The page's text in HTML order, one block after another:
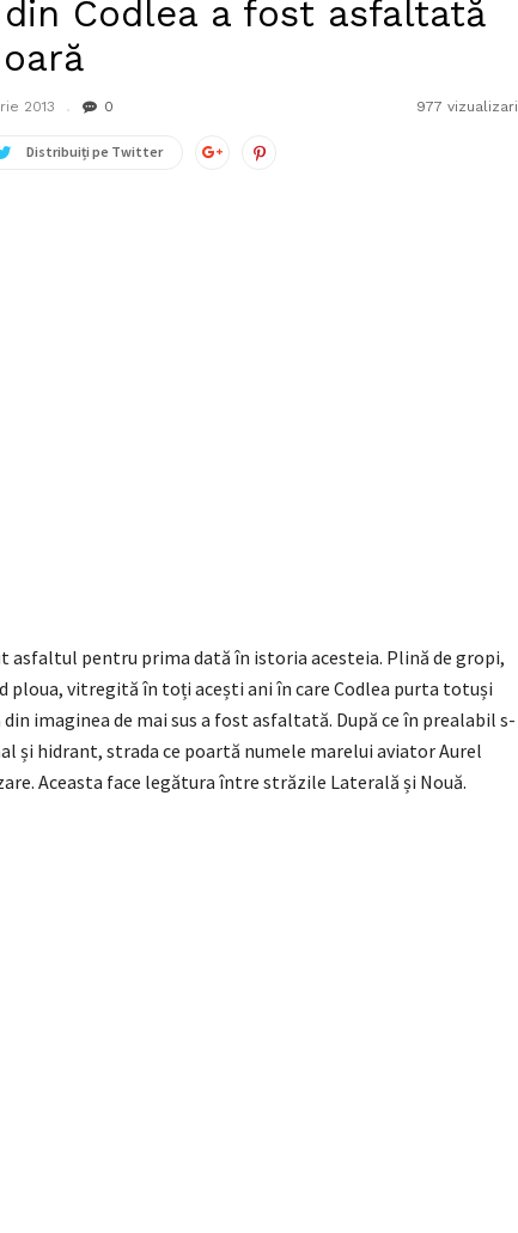
Codlea a fost asfaltată
2013 0 977 vizualizari
Distribuiți pe Twitter
asfaltul pentru prima dată în istoria acesteia. Plină de gropi,
ploua, vitregită în toți acești ani în care Codlea purta totuși
imaginea de mai sus a fost asfaltată. După ce în prealabil s-
și hidrant, strada ce poartă numele marelui aviator Aurel
Aceasta face legătura între străzile Laterală și Nouă.